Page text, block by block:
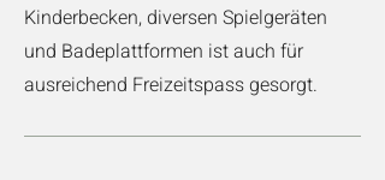
Kinderbecken, diversen Spielgeräten
und Badeplattformen ist auch für
ausreichend Freizeitspass gesorgt.